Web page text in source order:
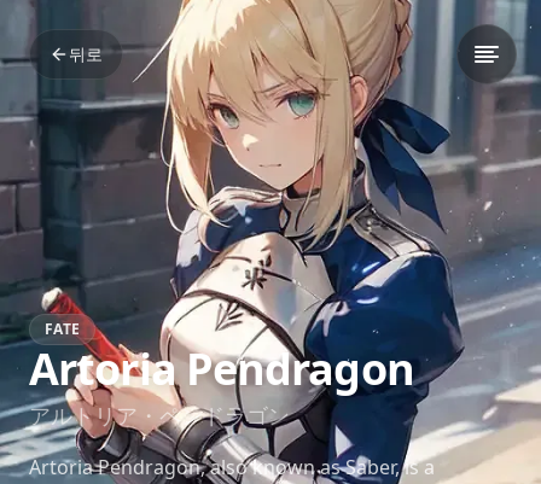
뒤로
FATE
Artoria Pendragon
アルトリア・ペンドラゴン
Artoria Pendragon, also known as Saber, is a